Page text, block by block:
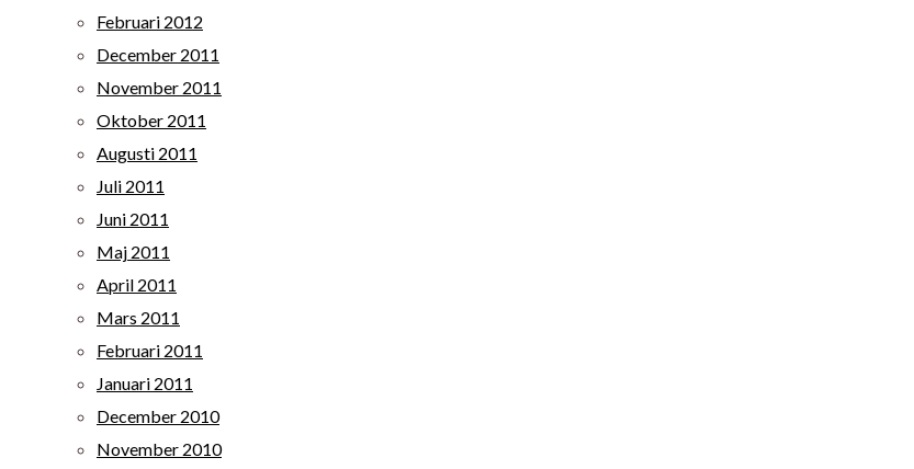
Februari 2012
December 2011
November 2011
Oktober 2011
Augusti 2011
Juli 2011
Juni 2011
Maj 2011
April 2011
Mars 2011
Februari 2011
Januari 2011
December 2010
November 2010